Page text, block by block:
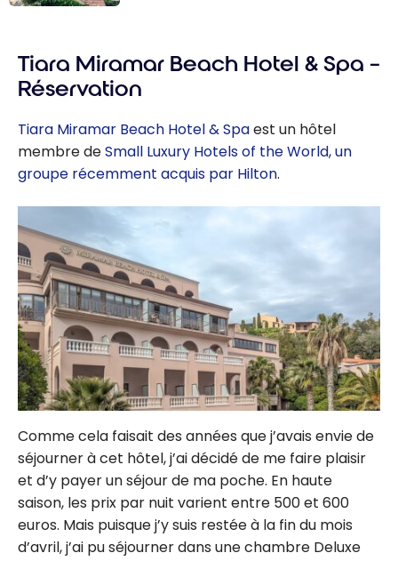
la Côte d’Azur |
Itinéraires et
Tiara Miramar Beach Hotel & Spa –
Réservation
Tiara Miramar Beach Hotel & Spaest un hôtel
membre deSmall Luxury Hotels of the World, un
groupe récemment acquis par Hilton.
Comme cela faisait des années que j’avais envie de
séjourner à cet hôtel, j’ai décidé de me faire plaisir
et d’y payer un séjour de ma poche. En haute
saison, les prix par nuit varient entre 500 et 600
euros. Mais puisque j’y suis restée à la fin du mois
d’avril, j’ai pu séjourner dans une chambre Deluxe